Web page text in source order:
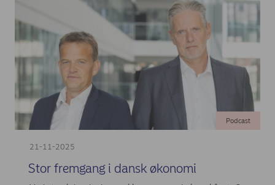
21-11-2025
Podcast
Stor fremgang i dansk økonomi